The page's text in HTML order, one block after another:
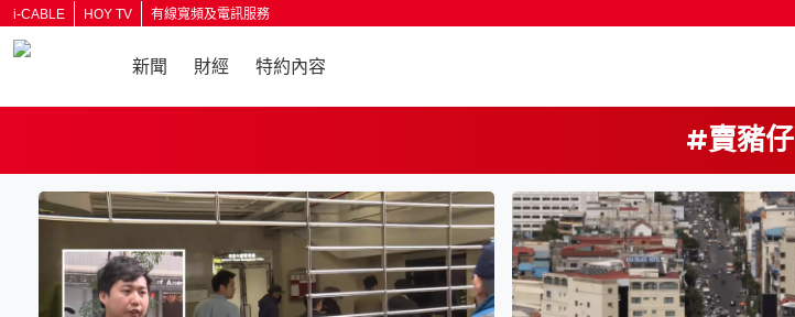
i-CABLE HOY TV 有線寬頻及電訊服務
新聞 財經 特約內容
#賣豬仔